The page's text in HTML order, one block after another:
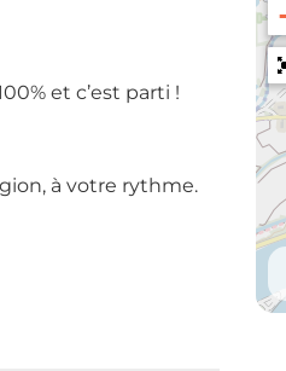
et c’est parti !
à votre rythme.